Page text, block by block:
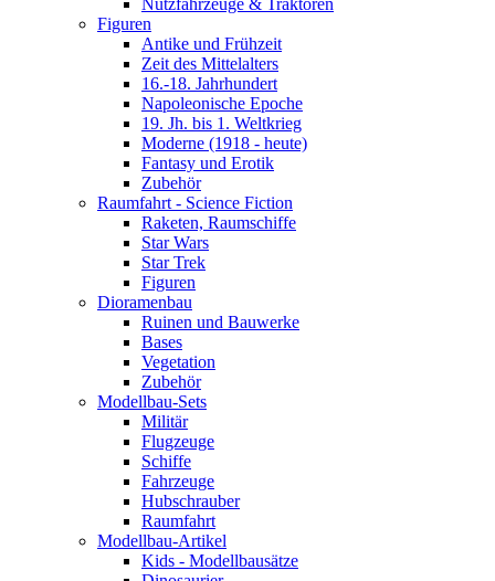
Nutzfahrzeuge & Traktoren
Figuren
Antike und Frühzeit
Zeit des Mittelalters
16.-18. Jahrhundert
Napoleonische Epoche
19. Jh. bis 1. Weltkrieg
Moderne (1918 - heute)
Fantasy und Erotik
Zubehör
Raumfahrt - Science Fiction
Raketen, Raumschiffe
Star Wars
Star Trek
Figuren
Dioramenbau
Ruinen und Bauwerke
Bases
Vegetation
Zubehör
Modellbau-Sets
Militär
Flugzeuge
Schiffe
Fahrzeuge
Hubschrauber
Raumfahrt
Modellbau-Artikel
Kids - Modellbausätze